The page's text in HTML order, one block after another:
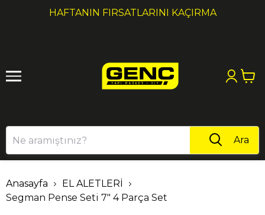
HAFTANIN FIRSATLARINI KAÇIRMA
1 2
Ara
Anasayfa
EL ALETLERİ
Segman Pense Seti 7" 4 Parça Set